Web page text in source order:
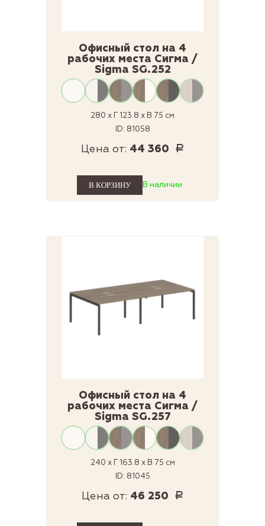
Офисный стол на 4
рабочих места Сигма /
Sigma SG.252
280 x Г 123.8 x В 75 см
ID: 81058
Цена от: 44 360 Р
В наличии
Офисный стол на 4
рабочих места Сигма /
Sigma SG.257
240 x Г 163.8 x В 75 см
ID: 81045
Цена от: 46 250 Р